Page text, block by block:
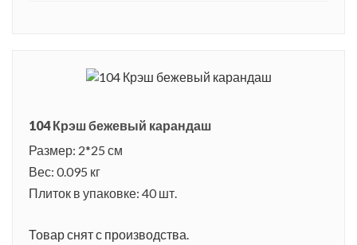
104 Крэш бежевый карандаш
Размер: 2*25 см
Вес: 0.095 кг
Плиток в упаковке: 40 шт.
Товар снят с производства.